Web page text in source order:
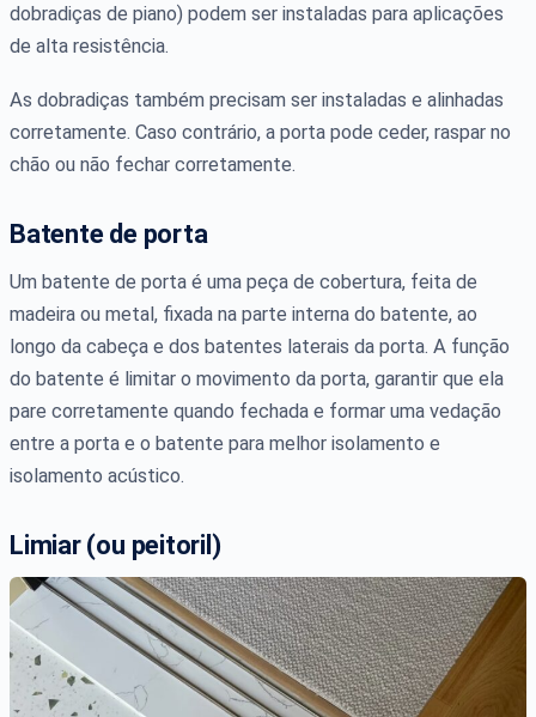
dobradiças de piano) podem ser instaladas para aplicações
de alta resistência.
As dobradiças também precisam ser instaladas e alinhadas
corretamente. Caso contrário, a porta pode ceder, raspar no
chão ou não fechar corretamente.
Batente de porta
Um batente de porta é uma peça de cobertura, feita de
madeira ou metal, fixada na parte interna do batente, ao
longo da cabeça e dos batentes laterais da porta. A função
do batente é limitar o movimento da porta, garantir que ela
pare corretamente quando fechada e formar uma vedação
entre a porta e o batente para melhor isolamento e
isolamento acústico.
Limiar (ou peitoril)